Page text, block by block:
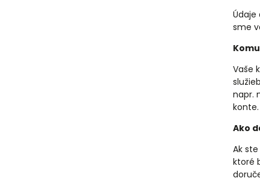
Údaje
sme
Vaše
napr.
Ako
Ak
ktoré